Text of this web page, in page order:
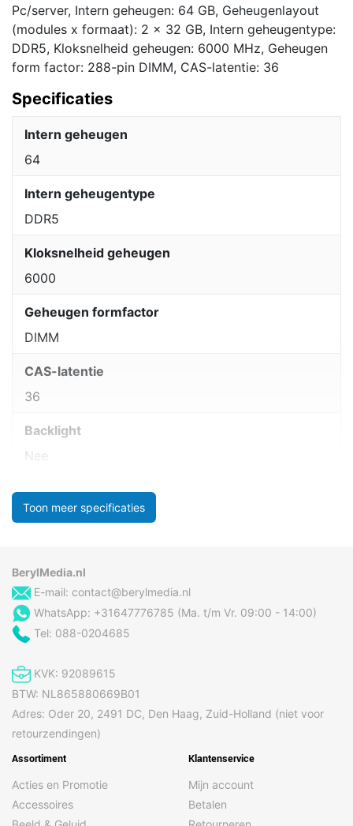
Pc/server, Intern geheugen: 64 GB, Geheugenlayout
(modules x formaat): 2 x 32 GB, Intern geheugentype:
DDR5, Kloksnelheid geheugen: 6000 MHz, Geheugen
form factor: 288-pin DIMM, CAS-latentie: 36
Specificaties
Intern geheugen
64
Intern geheugentype
DDR5
Kloksnelheid geheugen
6000
Geheugen formfactor
DIMM
CAS-latentie
36
Backlight
Nee
Toon meer specificaties
BerylMedia.nl
E-mail: contact@berylmedia.nl
WhatsApp: +31647776785 (Ma. t/m Vr. 09:00 - 14:00)
Tel: 088-0204685
KVK: 92089615
BTW: NL865880669B01
Adres: Oder 20, 2491 DC, Den Haag, Zuid-Holland (niet voor
retourzendingen)
Assortiment
Acties en Promotie
Accessoires
Klantenservice
Mijn account
Betalen